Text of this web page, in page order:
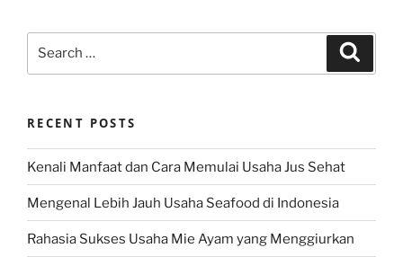
RECENT POSTS
Kenali Manfaat dan Cara Memulai Usaha Jus Sehat
Mengenal Lebih Jauh Usaha Seafood di Indonesia
Rahasia Sukses Usaha Mie Ayam yang Menggiurkan